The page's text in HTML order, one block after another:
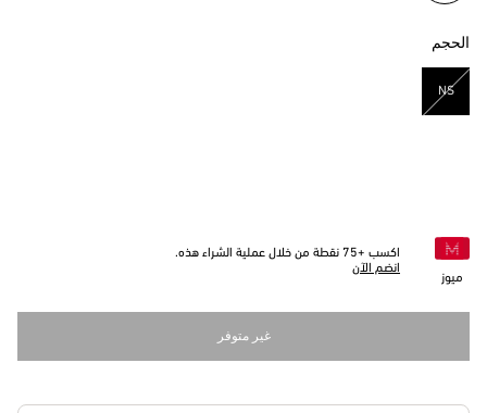
الحجم
NS
مختار
ميوز
اكسب +75 نقطة من خلال عملية الشراء هذه.
انضم الآن
غير متوفر